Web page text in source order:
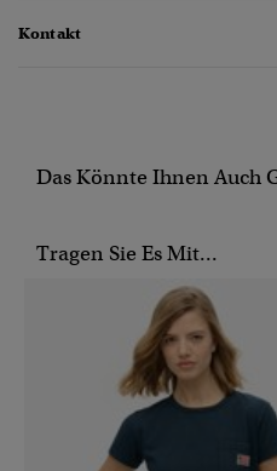
Kontakt
Das Könnte Ihnen Auch
Tragen Sie Es Mit...